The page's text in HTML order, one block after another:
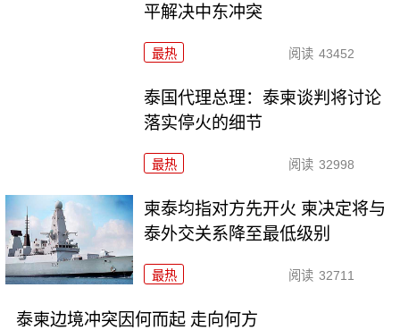
平解决中东冲突
最热 阅读 43452
泰国代理总理：泰柬谈判将讨论
落实停火的细节
最热 阅读 32998
柬泰均指对方先开火 柬决定将与
泰外交关系降至最低级别
最热 阅读 32711
泰柬边境冲突因何而起 走向何方